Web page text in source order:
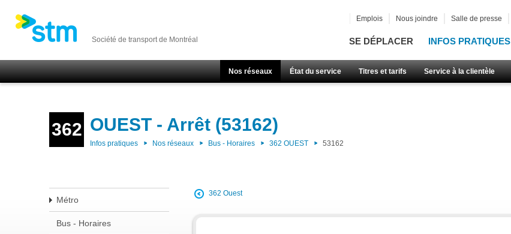
Société de transport de Montréal SE DÉPLACER INFOS PRATIQUES
Nos réseaux État du service Titres et tarifs Service à la clientèle
Emplois Nous joindre Salle de presse
362 OUEST - Arrêt (53162)
Infos pratiques Nos réseaux Bus - Horaires 362 OUEST 53162
Métro
Bus - Horaires
362 Ouest